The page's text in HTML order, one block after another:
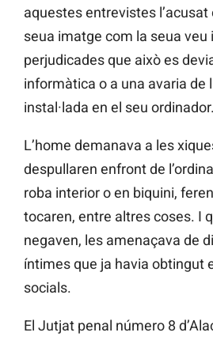
aquestes entrevistes
seua imatge com la seua veu
perjudicades que això es
informàtica o a una avaria de
instal·lada en el seu ordinador.
L’home demanava a les
despullaren enfront de
roba interior o en biquini, feren
tocaren, entre altres coses. I
negaven, les amenaçava de
íntimes que ja havia obtingut
socials.
El Jutjat penal número 8